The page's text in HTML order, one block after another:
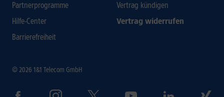
Partnerprogramme
Hilfe-Center
Barrierefreiheit
Vertrag kündigen
Vertrag widerrufen
© 2026 1&1 Telecom GmbH